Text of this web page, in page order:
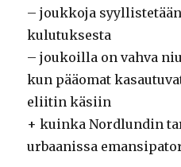
– joukkoja
kulutuksesta
– joukoilla on vahva
kun pääomat
eliitin käsiin
+ kuinka Nordlundin
urbaanissa